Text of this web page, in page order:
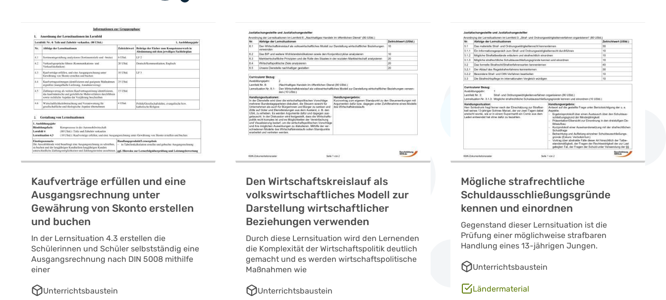
Kaufverträge erfüllen und eine
Ausgangsrechnung unter
Gewährung von Skonto erstellen
und buchen
In der Lernsituation 4.3 erstellen die
Schülerinnen und Schüler selbstständig eine
Ausgangsrechnung nach DIN 5008 mithilfe
einer
Unterrichtsbaustein
Den Wirtschaftskreislauf als
volkswirtschaftliches Modell zur
Darstellung wirtschaftlicher
Beziehungen verwenden
Durch diese Lernsituation wird den Lernenden
die Komplexität der Wirtschaftspolitik deutlich
gemacht und es werden wirtschaftspolitische
Maßnahmen wie
Unterrichtsbaustein
Mögliche strafrechtliche
Schuldausschließungsgründe
kennen und einordnen
Gegenstand dieser Lernsituation ist die
Prüfung einer möglichweise strafbaren
Handlung eines 13-jährigen Jungen.
Unterrichtsbaustein
Ländermaterial